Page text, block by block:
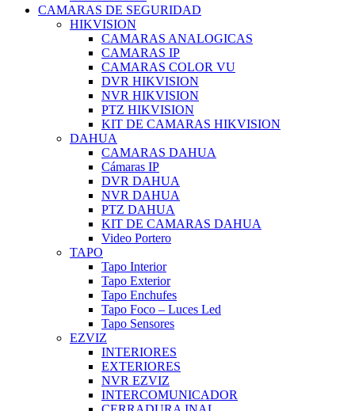
CAMARAS DE SEGURIDAD
HIKVISION
CAMARAS ANALOGICAS
CAMARAS IP
CAMARAS COLOR VU
DVR HIKVISION
NVR HIKVISION
PTZ HIKVISION
KIT DE CAMARAS HIKVISION
DAHUA
CAMARAS DAHUA
Cámaras IP
DVR DAHUA
NVR DAHUA
PTZ DAHUA
KIT DE CAMARAS DAHUA
Video Portero
TAPO
Tapo Interior
Tapo Exterior
Tapo Enchufes
Tapo Foco – Luces Led
Tapo Sensores
EZVIZ
INTERIORES
EXTERIORES
NVR EZVIZ
INTERCOMUNICADOR